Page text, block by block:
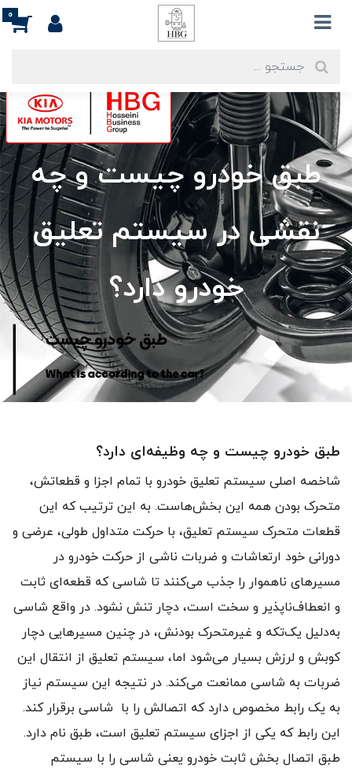
0
طبق خودرو چیست و چه
نقشی در سیستم تعلیق
خودرو دارد؟
طبق خودرو چیست و چه وظیفه‌ای دارد؟
شاخصه اصلی سیستم تعلیق خودرو با تمام اجزا و قطعاتش،
متحرک بودن همه این بخش‌هاست. به این ترتیب که این
قطعات متحرک سیستم تعلیق، با حرکت متداول طولی، عرضی و
دورانی خود ارتعاشات و ضربات ناشی از حرکت خودرو در
مسیرهای ناهموار را جذب می‌کنند تا شاسی که قطعه‌ای ثابت
و انعطاف‌ناپذیر و سخت است، دچار تنش نشود. در واقع شاسی
به‌دلیل یک‌تکه و غیرمتحرک بودنش، در چنین مسیرهایی دچار
کوبش و لرزش بسیار می‌شود اما، سیستم تعلیق از انتقال این
ضربات به شاسی ممانعت می‌کند. در نتیجه این سیستم نیاز
به یک رابط مخصوص دارد که اتصالش را با شاسی برقرار کند.
این رابط که یکی از اجزای سیستم تعلیق است، طبق نام دارد.
طبق اتصال بخش ثابت خودرو یعنی شاسی را با سیستم